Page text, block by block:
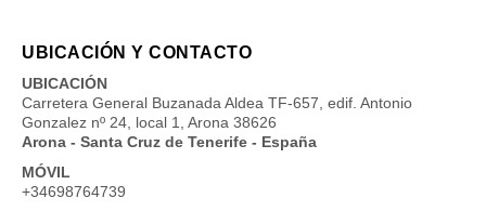
UBICACIÓN Y CONTACTO
UBICACIÓN
Carretera General Buzanada Aldea TF-657, edif. Antonio
Gonzalez nº 24, local 1, Arona 38626
Arona - Santa Cruz de Tenerife - España
MÓVIL
+34698764739